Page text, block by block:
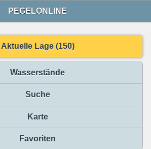
PEGELONLINE
Aktuelle Lage (150)
Wasserstände
Suche
Karte
Favoriten